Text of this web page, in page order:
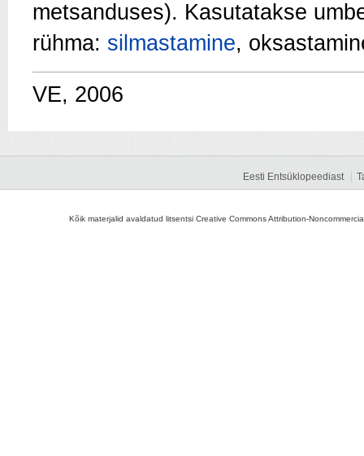
metsanduses). Kasutatakse
rühma: silmastamine,
VE, 2006
Eesti Entsüklopeediast
Kõik materjalid avaldatud litsentsi Creative Commons Attribution-